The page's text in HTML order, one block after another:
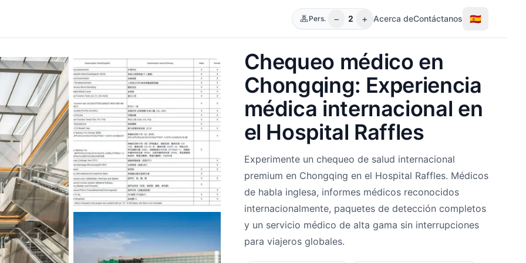
Pers. − 2 + Acerca deContáctanos 🇪🇸
Chequeo médico en
Chongqing: Experiencia
médica internacional en
el Hospital Raffles
Experimente un chequeo de salud internacional
premium en Chongqing en el Hospital Raffles. Médicos
de habla inglesa, informes médicos reconocidos
internacionalmente, paquetes de detección completos
y un servicio médico de alta gama sin interrupciones
para viajeros globales.